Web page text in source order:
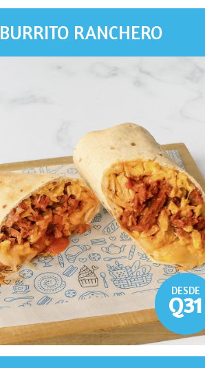
BURRITO RANCHERO
DESDE
Q31